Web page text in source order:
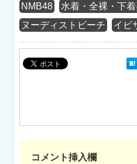
NMB48 水着・全裸・下
ヌーディストビーチ
イビ
コメント挿入欄